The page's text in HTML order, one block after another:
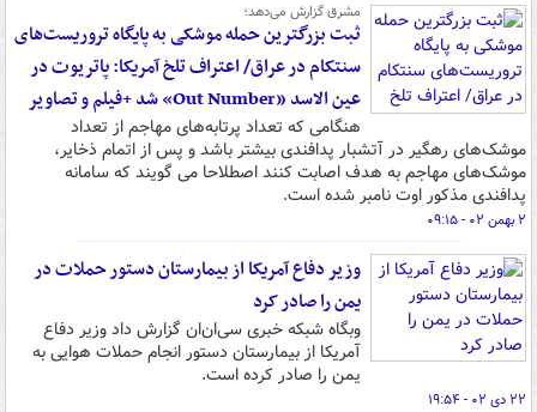
مشرق گزارش می‌دهد؛
ثبت بزرگترین حمله موشکی به پایگاه تروریست‌های
سنتکام در عراق/ اعتراف تلخ آمریکا: پاتریوت در
عین الاسد «Out Number» شد +فیلم و تصاویر
هنگامی که تعداد پرتابه‌های مهاجم از تعداد
موشک‌های رهگیر در آتشبار پدافندی بیشتر باشد و پس از اتمام ذخایر،
موشک‌های مهاجم به هدف اصابت کنند اصطلاحا می گویند که سامانه
پدافندی مذکور اوت نامبر شده است.
۲ بهمن ۰۲ - ۰۹:۱۵
وزیر دفاع آمریکا از بیمارستان دستور حملات در
یمن را صادر کرد
وبگاه شبکه خبری سی‌ان‌ان گزارش داد وزیر دفاع
آمریکا از بیمارستان دستور انجام حملات هوایی به
یمن را صادر کرده است.
۲۲ دی ۰۲ - ۱۹:۵۴